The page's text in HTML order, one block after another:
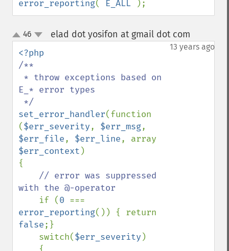
error_reporting( E_ALL );
up
down
46 elad dot yosifon at gmail dot com
13 years ago
/**
E_* error types
set_error_handler(function
($err_severity, $err_msg
$err_file, $err_line
$err_context )
{
// error was suppressed
with the @-operator
if (0
error_reporting
false;}
    switch(
$err_severity )